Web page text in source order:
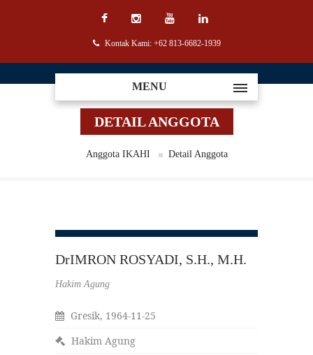
Kontak Kami: +62 813-6682-1939
MENU
DETAIL ANGGOTA
Anggota IKAHI Detail Anggota
DrIMRON ROSYADI, S.H., M.H.
Hakim Agung
Gresik, 1964-11-25
Hakim Agung